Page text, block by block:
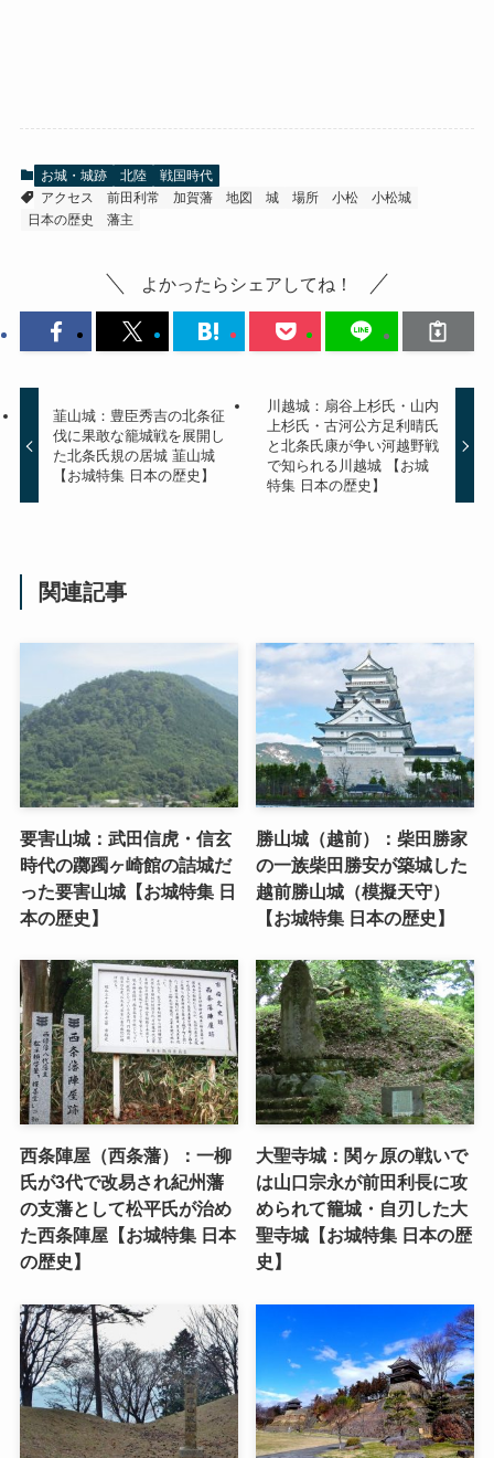
お城・城跡 北陸
戦国時代
アクセス
前田利常 加賀藩 地図 城 場所 小松
小松城
日本の歴史
藩主
よかったらシェアしてね！
韮山城：豊臣秀吉の北条征
伐に果敢な籠城戦を展開し
た北条氏規の居城 韮山城
【お城特集 日本の歴史】
川越城：扇谷上杉氏・山内
上杉氏・古河公方足利晴氏
と北条氏康が争い河越野戦
で知られる川越城 【お城
特集 日本の歴史】
関連記事
要害山城：武田信虎・信玄
時代の躑躅ヶ崎館の詰城だ
った要害山城【お城特集 日
本の歴史】
勝山城（越前）：柴田勝家
の一族柴田勝安が築城した
越前勝山城（模擬天守）
【お城特集 日本の歴史】
西条陣屋（西条藩）：一柳
氏が3代で改易され紀州藩
の支藩として松平氏が治め
た西条陣屋【お城特集 日本
の歴史】
大聖寺城：関ヶ原の戦いで
は山口宗永が前田利長に攻
められて籠城・自刃した大
聖寺城【お城特集 日本の歴
史】